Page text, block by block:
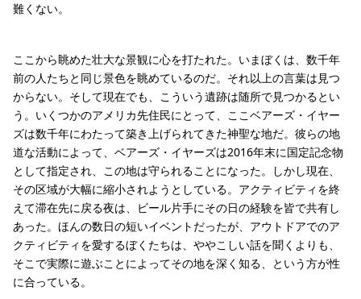
難くない。
ここから眺めた壮大な景観に心を打たれた。いまぼくは、数千年
前の人たちと同じ景色を眺めているのだ。それ以上の言葉は見つ
からない。そして現在でも、こういう遺跡は随所で見つかるとい
う。いくつかのアメリカ先住民にとって、ここベアーズ・イヤー
ズは数千年にわたって築き上げられてきた神聖な地だ。彼らの地
道な活動によって、ベアーズ・イヤーズは2016年末に国定記念物
として指定され、この地は守られることになった。しかし現在、
その区域が大幅に縮小されようとしている。アクティビティを終
えて滞在先に戻る夜は、ビール片手にその日の経験を皆で共有し
あった。ほんの数日の短いイベントだったが、アウトドアでのア
クティビティを愛するぼくたちは、ややこしい話を聞くよりも、
そこで実際に遊ぶことによってその地を深く知る、という方が性
に合っている。